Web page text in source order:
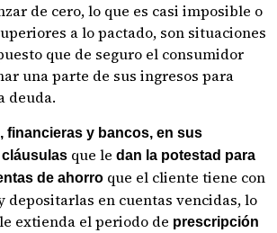
de cero, lo que es casi imposible o
a lo pactado, son situaciones
que de seguro el consumidor
una parte de sus ingresos para
deuda.
financieras y bancos, en sus
que le dan la potestad para
de ahorro que el cliente tiene con
depositarlas en cuentas vencidas, lo
extienda el periodo de prescripción